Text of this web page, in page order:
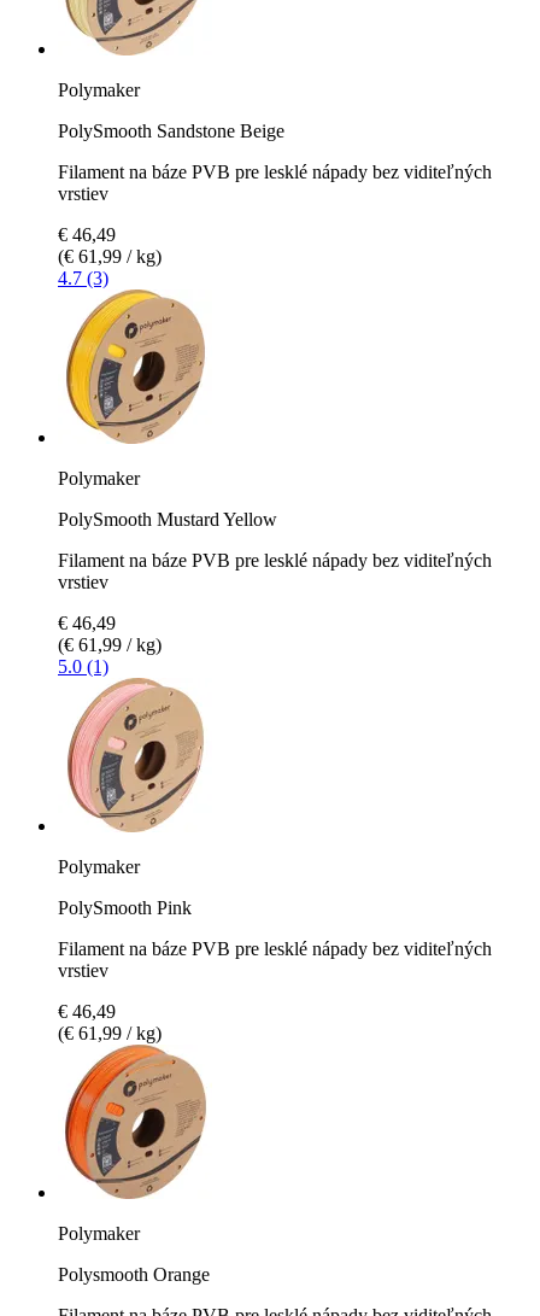
Polymaker
PolySmooth Sandstone Beige
Filament na báze PVB pre lesklé nápady bez viditeľných
vrstiev
€ 46,49
(€ 61,99 / kg)
4.7 (3)
Polymaker
PolySmooth Mustard Yellow
Filament na báze PVB pre lesklé nápady bez viditeľných
vrstiev
€ 46,49
(€ 61,99 / kg)
5.0 (1)
Polymaker
PolySmooth Pink
Filament na báze PVB pre lesklé nápady bez viditeľných
vrstiev
€ 46,49
(€ 61,99 / kg)
Polymaker
Polysmooth Orange